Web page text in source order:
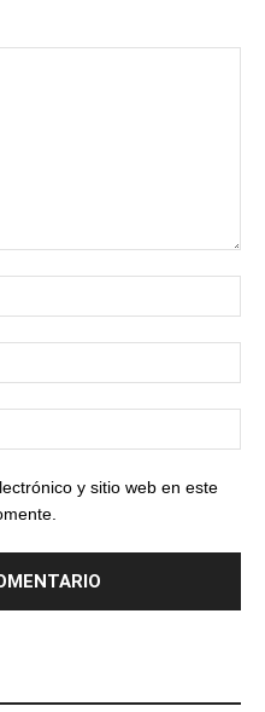
y sitio web en este